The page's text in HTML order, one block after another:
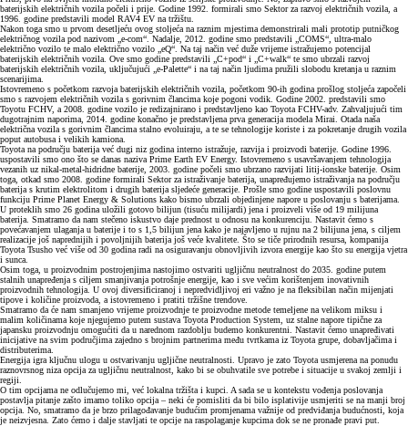
baterijskih električnih vozila počeli i prije. Godine 1992. formirali smo Sektor za razvoj električnih vozila, a
1996. godine predstavili model RAV4 EV na tržištu.
Nakon toga smo u prvom desetljeću ovog stoljeća na raznim mjestima demonstrirali mali prototip putničkog
električnog vozila pod nazivom „e-com“. Nadalje, 2012. godine smo predstavili „COMS“, ultra-malo
električno vozilo te malo električno vozilo „eQ“. Na taj način već duže vrijeme istražujemo potencijal
baterijskih električnih vozila. Ove smo godine predstavili „C+pod“ i „C+walk“ te smo ubrzali razvoj
baterijskih električnih vozila, uključujući „e-Palette“ i na taj način ljudima pružili slobodu kretanja u raznim
scenarijima.
Istovremeno s početkom razvoja baterijskih električnih vozila, početkom 90-ih godina prošlog stoljeća započeli
smo s razvojem električnih vozila s gorivnim člancima koje pogoni vodik. Godine 2002. predstavili smo
Toyotu FCHV, a 2008. godine vozilo je redizajnirano i predstavljeno kao Toyota FCHV-adv. Zahvaljujući tim
dugotrajnim naporima, 2014. godine konačno je predstavljena prva generacija modela Mirai. Otada naša
električna vozila s gorivnim člancima stalno evoluiraju, a te se tehnologije koriste i za pokretanje drugih vozila
poput autobusa i velikih kamiona.
Toyota na području baterija već dugi niz godina interno istražuje, razvija i proizvodi baterije. Godine 1996.
uspostavili smo ono što se danas naziva Prime Earth EV Energy. Istovremeno s usavršavanjem tehnologija
vezanih uz nikal-metal-hidridne baterije, 2003. godine počeli smo ubrzano razvijati litij-ionske baterije. Osim
toga, otkad smo 2008. godine formirali Sektor za istraživanje baterija, unapređujemo istraživanja na području
baterija s krutim elektrolitom i drugih baterija sljedeće generacije. Prošle smo godine uspostavili poslovnu
funkciju Prime Planet Energy & Solutions kako bismo ubrzali objedinjene napore u poslovanju s baterijama.
U proteklih smo 26 godina uložili gotovo bilijun (tisuću milijardi) jena i proizveli više od 19 milijuna
baterija. Smatramo da nam stečeno iskustvo daje prednost u odnosu na konkurenciju. Nastavit ćemo s
povećavanjem ulaganja u baterije i to s 1,5 bilijun jena kako je najavljeno u rujnu na 2 bilijuna jena, s ciljem
realizacije još naprednijih i povoljnijih baterija još veće kvalitete. Što se tiče prirodnih resursa, kompanija
Toyota Tsusho već više od 30 godina radi na osiguravanju obnovljivih izvora energije kao što su energija vjetra
i sunca.
Osim toga, u proizvodnim postrojenjima nastojimo ostvariti ugljičnu neutralnost do 2035. godine putem
stalnih unapređenja s ciljem smanjivanja potrošnje energije, kao i sve većim korištenjem inovativnih
proizvodnih tehnologija. U ovoj diversificiranoj i nepredvidljivoj eri važno je na fleksibilan način mijenjati
tipove i količine proizvoda, a istovremeno i pratiti tržišne trendove.
Smatramo da će nam smanjeno vrijeme proizvodnje te proizvodne metode temeljene na velikom miksu i
malim količinama koje njegujemo putem sustava Toyota Production System, uz stalne napore tipične za
japansku proizvodnju omogućiti da u narednom razdoblju budemo konkurentni. Nastavit ćemo unapređivati
inicijative na svim područjima zajedno s brojnim partnerima među tvrtkama iz Toyota grupe, dobavljačima i
distributerima.
Energija igra ključnu ulogu u ostvarivanju ugljične neutralnosti. Upravo je zato Toyota usmjerena na ponudu
raznovrsnog niza opcija za ugljičnu neutralnost, kako bi se obuhvatile sve potrebe i situacije u svakoj zemlji i
regiji.
O tim opcijama ne odlučujemo mi, već lokalna tržišta i kupci. A sada se u kontekstu vođenja poslovanja
postavlja pitanje zašto imamo toliko opcija – neki će pomisliti da bi bilo isplativije usmjeriti se na manji broj
opcija. No, smatramo da je brzo prilagođavanje budućim promjenama važnije od predviđanja budućnosti, koja
je neizvjesna. Zato ćemo i dalje stavljati te opcije na raspolaganje kupcima dok se ne pronađe pravi put.